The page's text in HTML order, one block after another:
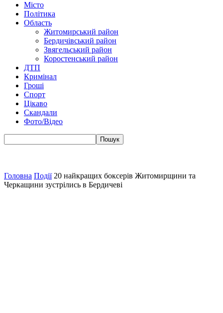
Місто
Політика
Область
Житомирський район
Бердичівський район
Звягельський район
Коростенський район
ДТП
Кримінал
Гроші
Спорт
Цікаво
Скандали
Фото/Відео
Головна Події 20 найкращих боксерів Житомирщини та
Черкащини зустрілись в Бердичеві